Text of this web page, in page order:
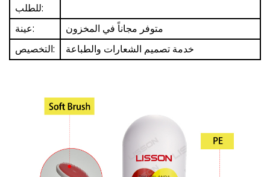
للطلب:
عينة:
متوفر مجاناً في المخزون
التخصيص:
خدمة تصميم الشعارات والطباعة